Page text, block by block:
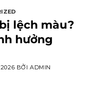
lệch màu?
hưởng
BỞI ADMIN